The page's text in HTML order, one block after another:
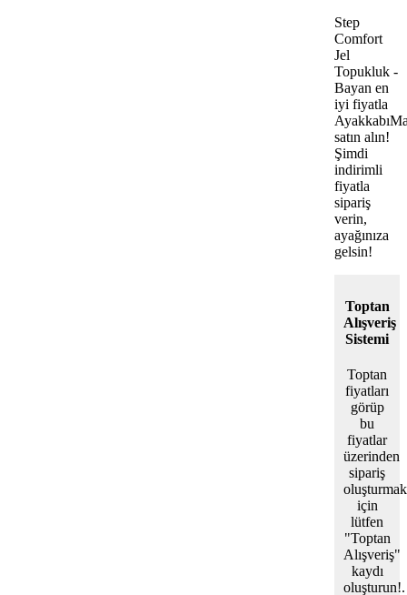
Step
Comfort
Jel
Topukluk -
Bayan en
iyi fiyatla
satın alın!
Şimdi
indirimli
fiyatla
sipariş
verin,
ayağınıza
gelsin!
Toptan
Alışveriş
Sistemi
Toptan
fiyatları
görüp
bu
fiyatlar
üzerinden
sipariş
oluşturmak
için
lütfen
"Toptan
Alışveriş"
kaydı
oluşturun!.